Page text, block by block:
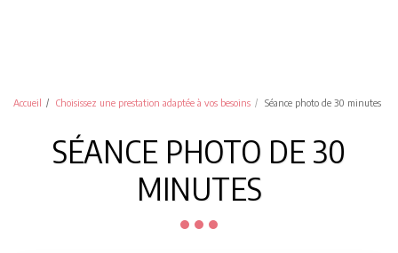
Accueil Choisissez une prestation adaptée à vos besoins Séance photo de 30 minutes
SÉANCE PHOTO DE 30
MINUTES